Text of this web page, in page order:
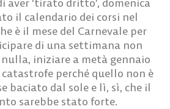
il calendario dei corsi nel
è il mese del Carnevale per
di una settimana non
iniziare a metà gennaio
perché quello non è
baciato dal sole e lì, sì, che il
sarebbe stato forte.